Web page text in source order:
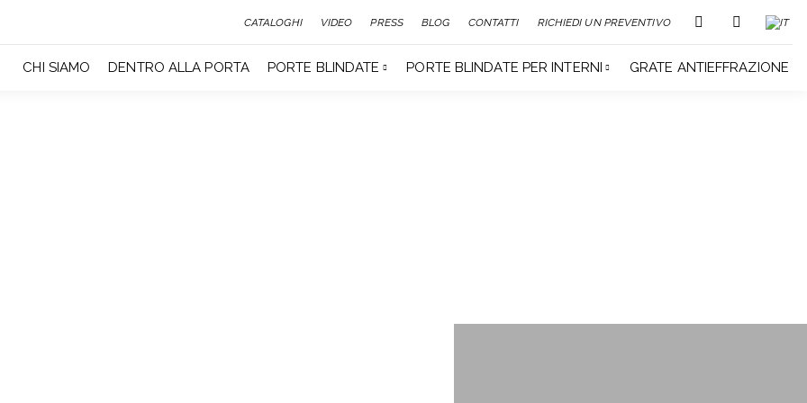
CATALOGHI VIDEO PRESS BLOG CONTATTI RICHIEDI UN PREVENTIVO
CHI SIAMO DENTRO ALLA PORTA PORTE BLINDATE PORTE BLINDATE PER INTERNI GRATE ANTIEFFRAZIONE